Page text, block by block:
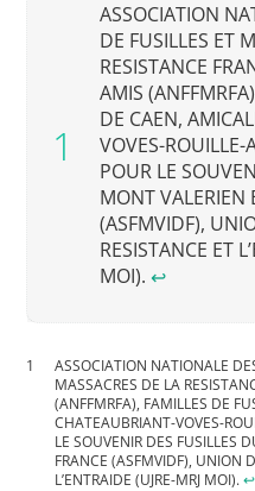
ASSOCIATION
DE FUSILLES ET
RESISTANCE
AMIS
DE CAEN,
VOVES-ROUILLE-
POUR LE
MONT VALERIEN
(ASFMVIDF),
RESISTANCE ET
MOI). ↩︎
ASSOCIATION NATIONALE
MASSACRES DE LA
(ANFFMRFA), FAMILLES DE
CHATEAUBRIANT-VOVES-
LE SOUVENIR DES FUSILLES
FRANCE (ASFMVIDF), UNION
L’ENTRAIDE (UJRE-MRJ MOI).↩︎